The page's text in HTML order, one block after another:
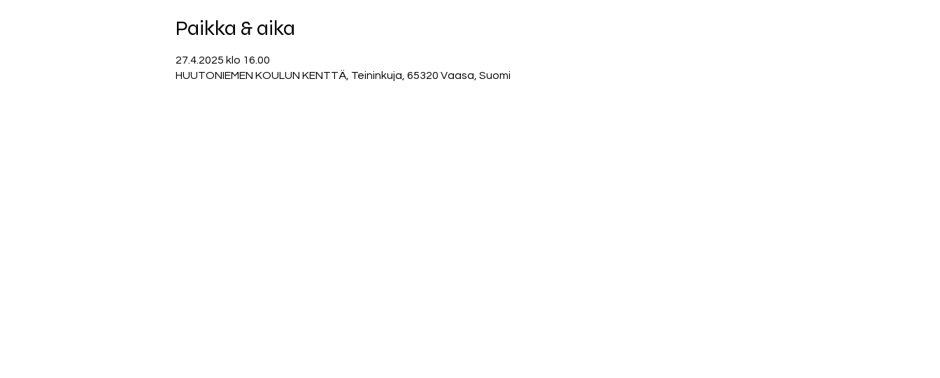
Paikka & aika
27.4.2025 klo 16.00
HUUTONIEMEN KOULUN KENTTÄ, Teininkuja, 65320 Vaasa, Suomi